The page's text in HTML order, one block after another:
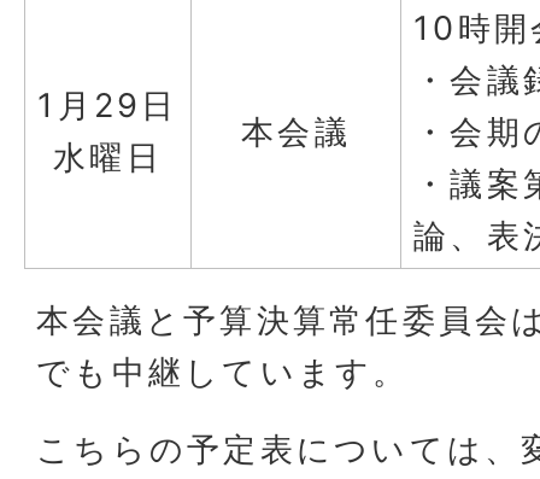
1月29日
水曜日
本会議
10時開
・会
・会期
・議
論、表
本会議と予算決算常任委員会
でも中継しています。
こちらの予定表については、